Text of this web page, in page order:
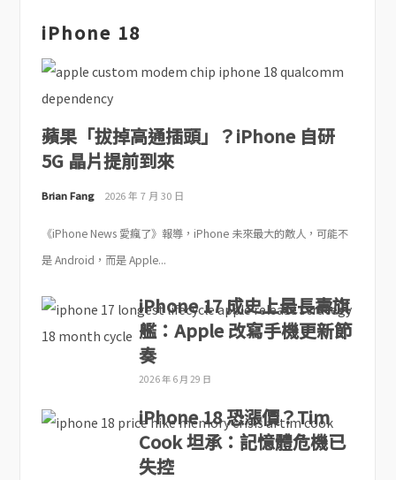
iPhone 18
蘋果「拔掉高通插頭」？iPhone 自研
5G 晶片提前到來
Brian Fang 2026 年 7 月 30 日
《iPhone News 愛瘋了》報導，iPhone 未來最大的敵人，可能不
是 Android，而是 Apple...
iPhone 17 成史上最長壽旗
艦：Apple 改寫手機更新節
奏
2026 年 6 月 29 日
iPhone 18 恐漲價？Tim
Cook 坦承：記憶體危機已
失控